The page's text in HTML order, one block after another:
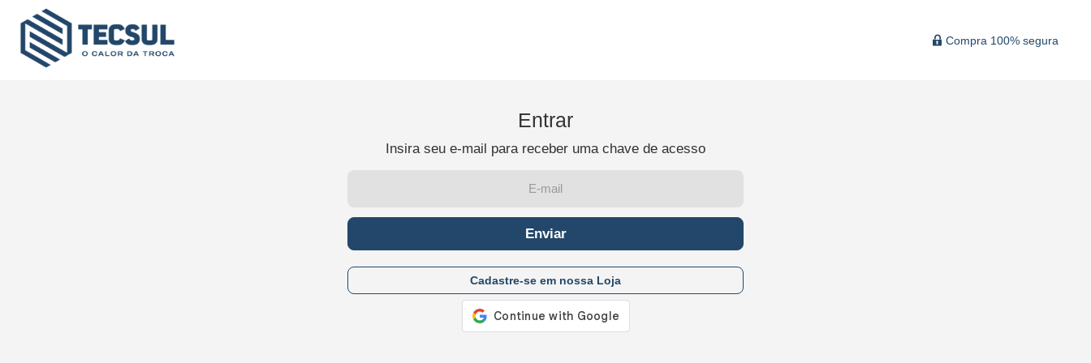
Compra 100% segura
Entrar
Insira seu e-mail para receber uma chave de acesso
Enviar
Cadastre-se em nossa Loja